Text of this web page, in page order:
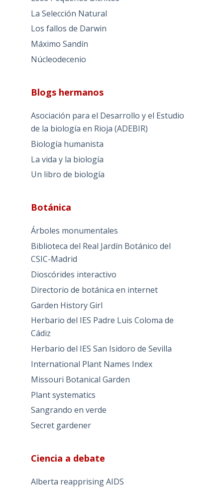
La Selección Natural
Los fallos de Darwin
Máximo Sandín
Núcleodecenio
Blogs hermanos
Asociación para el Desarrollo y el Estudio
de la biología en Rioja (ADEBIR)
Biología humanista
La vida y la biología
Un libro de biología
Botánica
Árboles monumentales
Biblioteca del Real Jardín Botánico del
CSIC-Madrid
Dioscórides interactivo
Directorio de botánica en internet
Garden History Girl
Herbario del IES Padre Luis Coloma de
Cádiz
Herbario del IES San Isidoro de Sevilla
International Plant Names Index
Missouri Botanical Garden
Plant systematics
Sangrando en verde
Secret gardener
Ciencia a debate
Alberta reapprising AIDS